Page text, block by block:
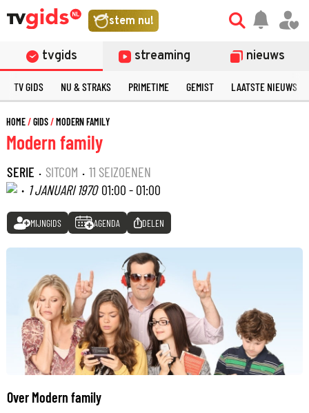
stem nu!
tvgids streaming nieuws
TV GIDS NU & STRAKS PRIMETIME GEMIST LAATSTE NIEUWS
HOME GIDS MODERN FAMILY
Modern family
SERIE · SITCOM · 11 SEIZOENEN
· 1 JANUARI 1970 01:00 - 01:00
MIJNGIDS AGENDA DELEN
Over Modern family